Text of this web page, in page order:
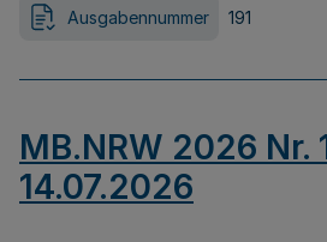
Ausgabennummer 191
MB.NRW 2026 Nr.
14.07.2026